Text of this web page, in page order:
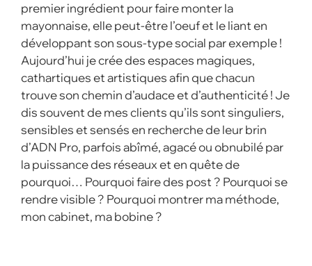
premier ingrédient pour faire monter la
mayonnaise, elle peut-être l’oeuf et le liant en
développant son sous-type social par exemple !
Aujourd’hui je crée des espaces magiques,
cathartiques et artistiques afin que chacun
trouve son chemin d’audace et d’authenticité ! Je
dis souvent de mes clients qu’ils sont singuliers,
sensibles et sensés en recherche de leur brin
d’ADN Pro, parfois abîmé, agacé ou obnubilé par
la puissance des réseaux et en quête de
pourquoi… Pourquoi faire des post ? Pourquoi se
rendre visible ? Pourquoi montrer ma méthode,
mon cabinet, ma bobine ?